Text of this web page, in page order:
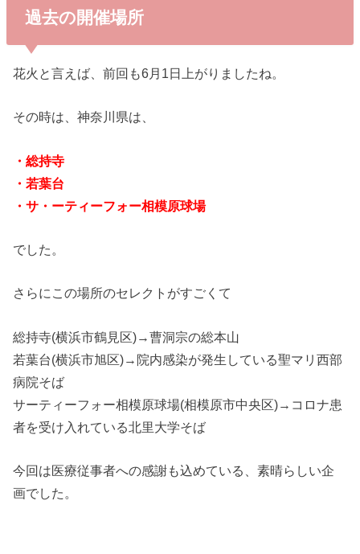
過去の開催場所
花火と言えば、前回も6月1日上がりましたね。
その時は、神奈川県は、
・総持寺
・若葉台
・サ・ーティーフォー相模原球場
でした。
さらにこの場所のセレクトがすごくて
総持寺(横浜市鶴見区)→曹洞宗の総本山
若葉台(横浜市旭区)→院内感染が発生している聖マリ西部
病院そば
サーティーフォー相模原球場(相模原市中央区)→コロナ患
者を受け入れている北里大学そば
今回は医療従事者への感謝も込めている、素晴らしい企
画でした。